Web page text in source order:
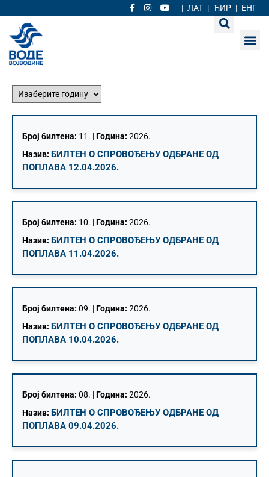
| ЛАТ | ЋИР | ЕНГ
Број билтена: 11. |Година: 2026.
Назив: БИЛТЕН О СПРОВОЂЕЊУ ОДБРАНЕ ОД
ПОПЛАВА 12.04.2026.
Број билтена: 10. |Година: 2026.
Назив: БИЛТЕН О СПРОВОЂЕЊУ ОДБРАНЕ ОД
ПОПЛАВА 11.04.2026.
Број билтена: 09. |Година: 2026.
Назив: БИЛТЕН О СПРОВОЂЕЊУ ОДБРАНЕ ОД
ПОПЛАВА 10.04.2026.
Број билтена: 08. |Година: 2026.
Назив: БИЛТЕН О СПРОВОЂЕЊУ ОДБРАНЕ ОД
ПОПЛАВА 09.04.2026.